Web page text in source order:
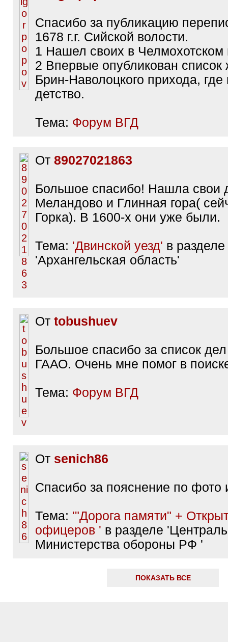
Спасибо за публикацию
1678 г.г. Сийской волости.
1 Нашел своих в Челмохотском
2 Впервые опубликован список
Брин-Наволоцкого прихода,
детство.
Тема: Форум ВГД
От 89027021863
Большое спасибо! Нашла свои
Меландово и Глинная гора(
Горка). В 1600-х они уже были.
Тема: 'Двинской уезд' в разделе
'Архангельская область'
От tobushuev
Большое спасибо за список
ГААО. Очень мне помог в
Тема: Форум ВГД
От senich86
Спасибо за пояснение по фото
Тема: '"Дорога памяти" +
офицеров ' в разделе
Министерства обороны РФ '
ПОКАЗАТЬ ВСЕ